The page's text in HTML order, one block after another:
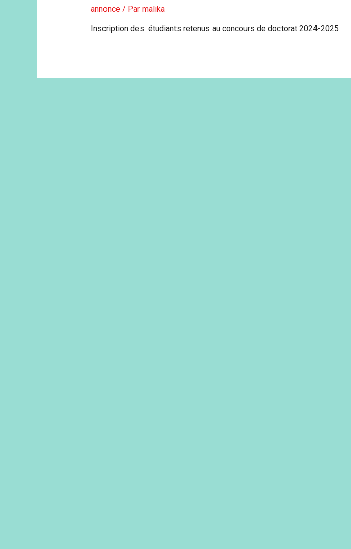
annonce/ Par malika
Inscription des étudiants retenus au concours de doctorat 2024-2025